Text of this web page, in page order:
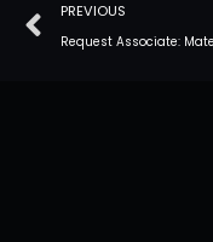
PREVIOUS